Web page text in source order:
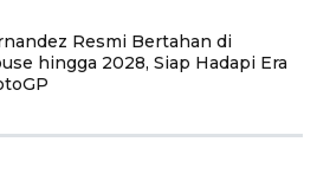
Resmi Bertahan di
hingga 2028, Siap Hadapi Era